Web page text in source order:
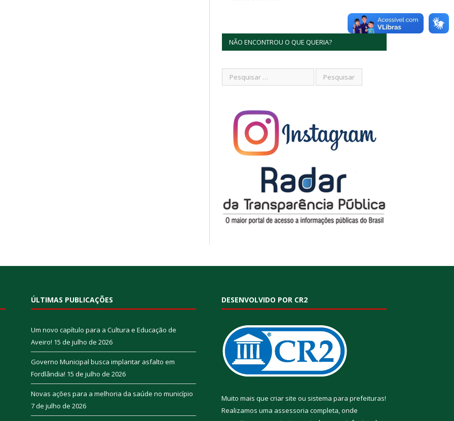
NÃO ENCONTROU O QUE QUERIA?
ÚLTIMAS PUBLICAÇÕES
Um novo capítulo para a Cultura e Educação de
Aveiro! 15 de julho de 2026
Governo Municipal busca implantar asfalto em
Fordlândia! 15 de julho de 2026
Novas ações para a melhoria da saúde no município
7 de julho de 2026
DESENVOLVIDO POR CR2
Muito mais que criar site ou sistema para prefeituras!
Realizamos uma assessoria completa, onde